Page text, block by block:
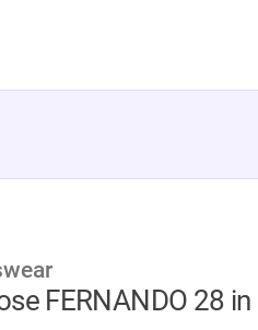
FERNANDO 28 in